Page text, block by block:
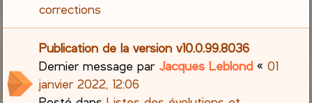
corrections
Publication de la version v10.0.99.8036
Dernier message parJacques Leblond «01
janvier 2022, 12:06